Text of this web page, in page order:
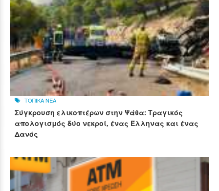
ΤΟΠΙΚΑ ΝΕΑ
Σύγκρουση ελικοπτέρων στην Ψάθα: Τραγικός
απολογισμός δύο νεκροί, ένας Έλληνας και ένας
Δανός